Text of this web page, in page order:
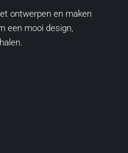
ontwerpen en maken
een mooi design,